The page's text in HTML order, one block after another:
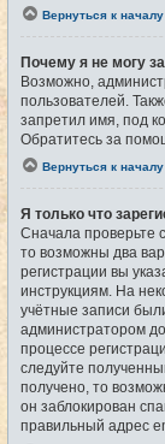
Вернуться к началу
Почему я не могу
Возможно,
пользователей.
запретил имя, под
Обратитесь за
Вернуться к началу
Я только что
Сначала проверьте
то возможны два
регистрации вы
инструкциям. На
учётные записи
администратором
процессе
следуйте
получено, то
он заблокирован
правильный адрес